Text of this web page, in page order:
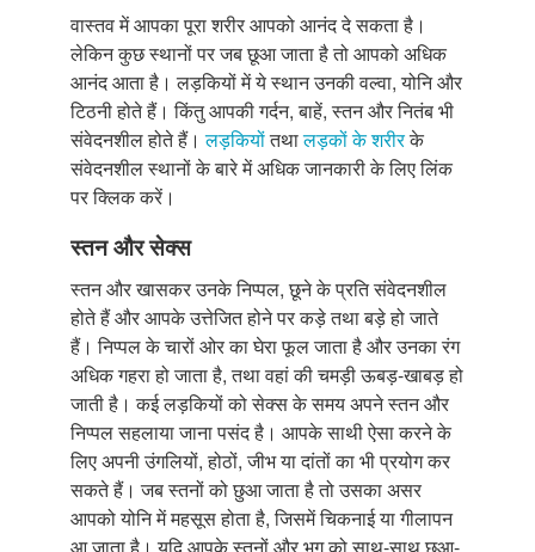
वास्तव में आपका पूरा शरीर आपको आनंद दे सकता है।
लेकिन कुछ स्थानों पर जब छूआ जाता है तो आपको अधिक
आनंद आता है। लड़कियों में ये स्थान उनकी वल्वा, योनि और
टिठनी होते हैं। किंतु आपकी गर्दन, बाहें, स्तन और नितंब भी
संवेदनशील होते हैं।लड़कियोंतथालड़कों के शरीरके
संवेदनशील स्थानों के बारे में अधिक जानकारी के लिए लिंक
पर क्लिक करें।
स्तन और सेक्स
स्तन और खासकर उनके निप्पल, छूने के प्रति संवेदनशील
होते हैं और आपके उत्तेजित होने पर कड़े तथा बड़े हो जाते
हैं। निप्पल के चारों ओर का घेरा फूल जाता है और उनका रंग
अधिक गहरा हो जाता है, तथा वहां की चमड़ी ऊबड़-खाबड़ हो
जाती है। कई लड़कियों को सेक्स के समय अपने स्तन और
निप्पल सहलाया जाना पसंद है। आपके साथी ऐसा करने के
लिए अपनी उंगलियों, होठों, जीभ या दांतों का भी प्रयोग कर
सकते हैं। जब स्तनों को छुआ जाता है तो उसका असर
आपको योनि में महसूस होता है, जिसमें चिकनाई या गीलापन